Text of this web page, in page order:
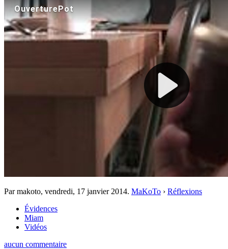
Par makoto, vendredi, 17 janvier 2014. MaKoTo › Réflexions
Évidences
Miam
Vidéos
aucun commentaire